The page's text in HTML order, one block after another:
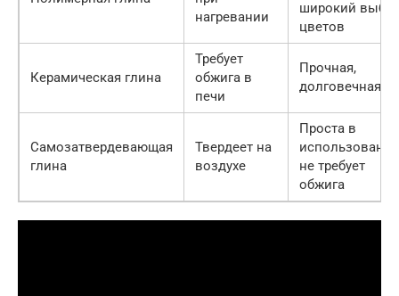
нагревании
широкий
цветов
Керамическая глина
Требует
обжига в
печи
Прочная,
долговечная
Самозатвердевающая
глина
Твердеет на
воздухе
Проста в
не требует
обжига